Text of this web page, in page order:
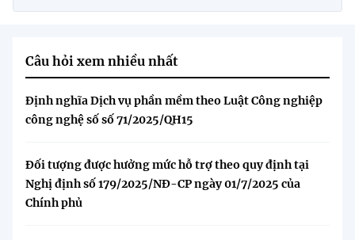
Câu hỏi xem nhiều nhất
Định nghĩa Dịch vụ phần mềm theo Luật Công nghiệp
công nghệ số số 71/2025/QH15
Đối tượng được hưởng mức hỗ trợ theo quy định tại
Nghị định số 179/2025/NĐ-CP ngày 01/7/2025 của
Chính phủ